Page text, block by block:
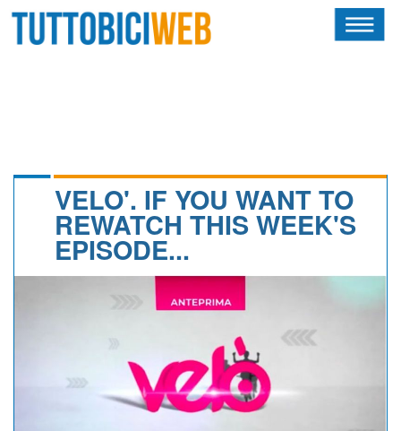
CALENDARIO
VELO'. IF YOU WANT TO
REWATCH THIS WEEK'S
EPISODE...